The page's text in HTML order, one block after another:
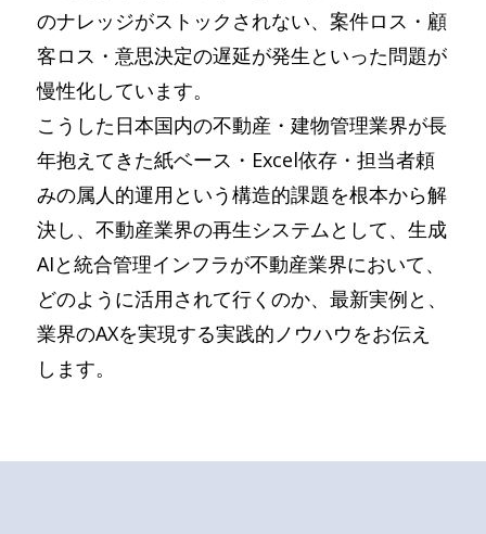
のナレッジがストックされない、案件ロス・顧
客ロス・意思決定の遅延が発生といった問題が
慢性化しています。
こうした日本国内の不動産・建物管理業界が長
年抱えてきた紙ベース・Excel依存・担当者頼
みの属人的運用という構造的課題を根本から解
決し、不動産業界の再生システムとして、生成
AIと統合管理インフラが不動産業界において、
どのように活用されて行くのか、最新実例と、
業界のAXを実現する実践的ノウハウをお伝え
します。